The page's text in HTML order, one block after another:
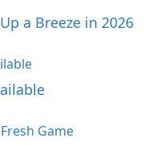
a Breeze in 2026